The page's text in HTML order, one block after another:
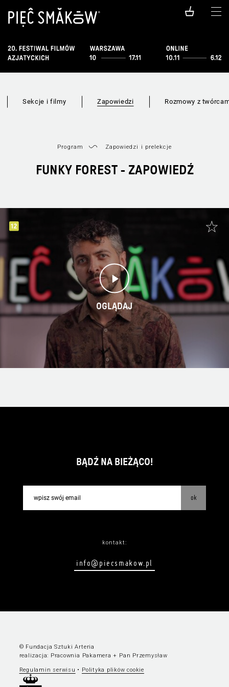
Sekcje i filmy Zapowiedzi Rozmowy z
Program Zapowiedzi i prelekcje
FUNKY FOREST - ZAPOWIEDŹ
OGLĄDAJ
BĄDŹ NA BIEŻĄCO!
ok
kontakt:
info@piecsmakow.pl
© Fundacja Sztuki Arteria
realizacja: Pracownia Pakamera + Pan Przemysław
Regulamin serwisu • Polityka plików cookie